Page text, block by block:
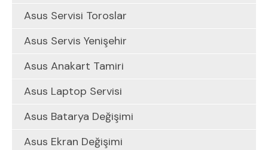
Asus Servisi Toroslar
Asus Servis Yenişehir
Asus Anakart Tamiri
Asus Laptop Servisi
Asus Batarya Değişimi
Asus Ekran Değişimi